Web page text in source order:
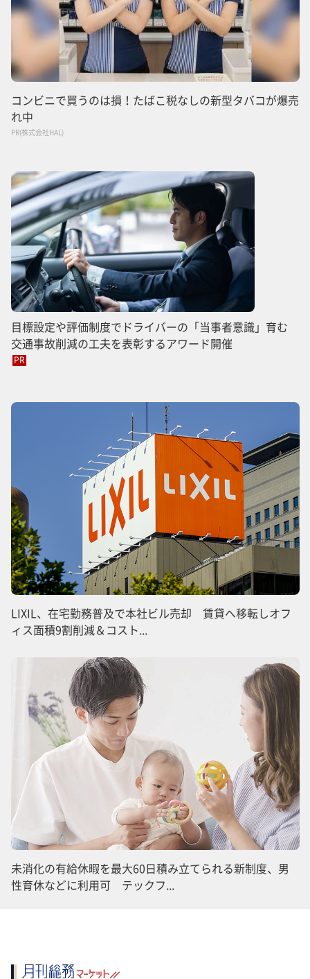
コンビニで買うのは損！たばこ税なしの新型タバコが爆売
れ中
PR(株式会社HAL)
目標設定や評価制度でドライバーの「当事者意識」育む
交通事故削減の工夫を表彰するアワード開催
PR
LIXIL、在宅勤務普及で本社ビル売却 賃貸へ移転しオフ
ィス面積9割削減＆コスト...
未消化の有給休暇を最大60日積み立てられる新制度、男
性育休などに利用可 テックフ...